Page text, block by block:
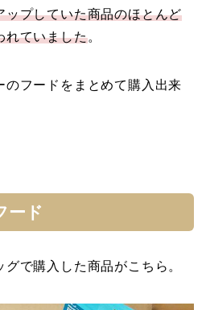
ップしていた商品のほとんど
れていました。
のフードをまとめて購入出来
ード
で購入した商品がこちら。